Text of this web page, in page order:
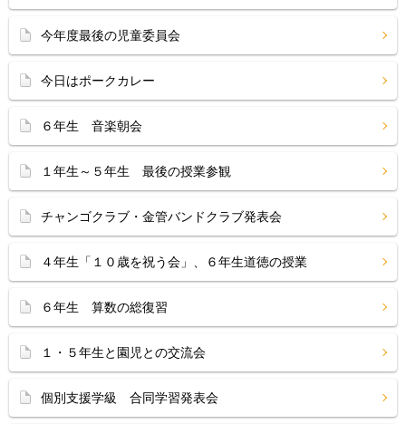
今年度最後の児童委員会
今日はポークカレー
６年生 音楽朝会
１年生～５年生 最後の授業参観
チャンゴクラブ・金管バンドクラブ発表会
４年生「１０歳を祝う会」、６年生道徳の授業
６年生 算数の総復習
１・５年生と園児との交流会
個別支援学級 合同学習発表会